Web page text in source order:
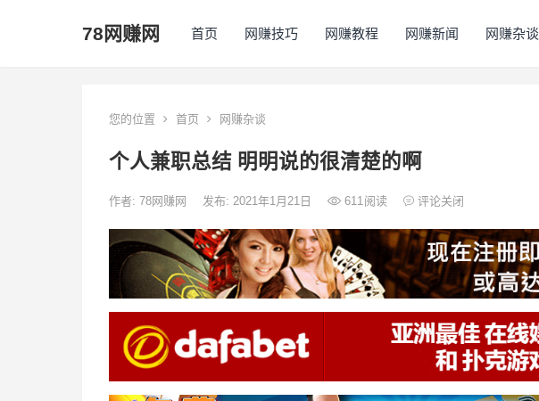
78网赚网 首页 网赚技巧 网赚教程 网赚新闻 网赚杂谈
您的位置 首页 网赚杂谈
个人兼职总结 明明说的很清楚的啊
作者: 78网赚网 发布: 2021年1月21日 611阅读 评论关闭